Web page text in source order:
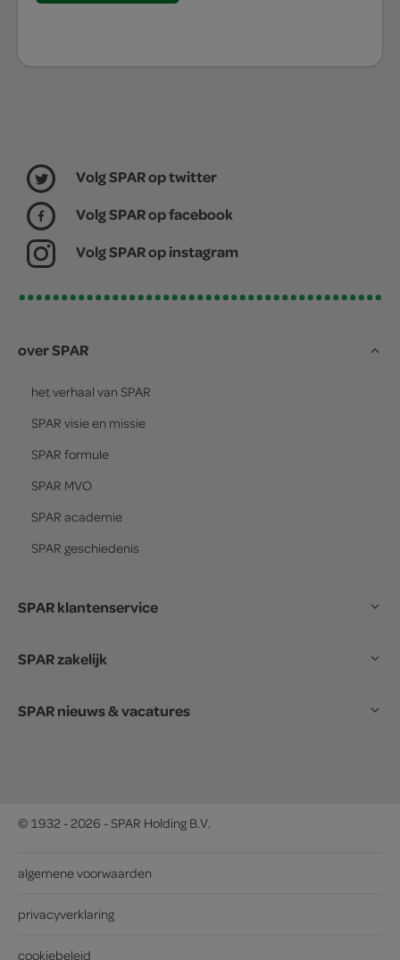
Volg SPAR op twitter
Volg SPAR op facebook
Volg SPAR op instagram
over SPAR
het verhaal van SPAR
SPAR visie en missie
SPAR formule
SPAR MVO
SPAR academie
SPAR geschiedenis
SPAR klantenservice
SPAR zakelijk
SPAR nieuws & vacatures
© 1932 - 2026 - SPAR Holding B.V.
algemene voorwaarden
privacyverklaring
cookiebeleid